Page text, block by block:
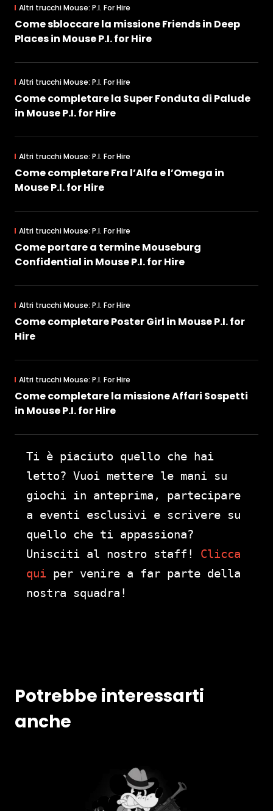
Altri trucchi Mouse: P.I. For Hire
Come sbloccare la missione Friends in Deep
Places in Mouse P.I. for Hire
Altri trucchi Mouse: P.I. For Hire
Come completare la Super Fonduta di Palude
in Mouse P.I. for Hire
Altri trucchi Mouse: P.I. For Hire
Come completare Fra l’Alfa e l’Omega in
Mouse P.I. for Hire
Altri trucchi Mouse: P.I. For Hire
Come portare a termine Mouseburg
Confidential in Mouse P.I. for Hire
Altri trucchi Mouse: P.I. For Hire
Come completare Poster Girl in Mouse P.I. for
Hire
Altri trucchi Mouse: P.I. For Hire
Come completare la missione Affari Sospetti
in Mouse P.I. for Hire
Ti è piaciuto quello che hai
letto? Vuoi mettere le mani su
giochi in anteprima, partecipare
a eventi esclusivi e scrivere su
quello che ti appassiona?
Unisciti al nostro staff! Clicca
qui per venire a far parte della
nostra squadra!
Potrebbe interessarti
anche